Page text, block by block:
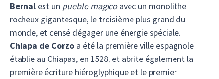
Bernal est un pueblo magicoavec un monolithe
rocheux gigantesque, le troisième plus grand du
monde, et censé dégager une énergie spéciale.
Chiapa de Corzo a été la première ville espagnole
établie au Chiapas, en 1528, et abrite également la
première écriture hiéroglyphique et le premier